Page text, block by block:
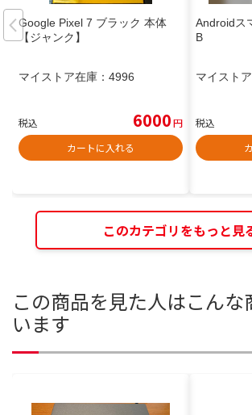
Google Pixel 7 ブラック 本体
【ジャンク】
マイストア在庫： 4996
税込 6000円
カートに入れる
Androidス
B
マイストア
税込
このカテゴリをもっと見
この商品を見た人はこんな
います